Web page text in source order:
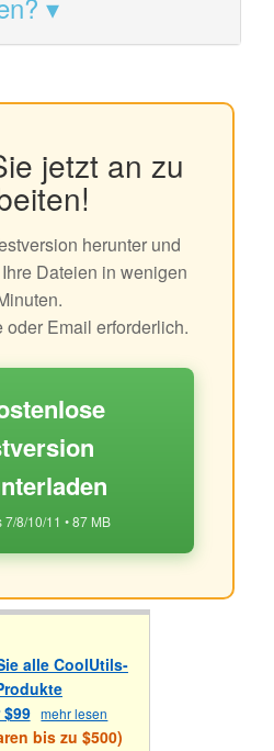
jetzt an zu
herunter und
Dateien in wenigen
oder Email erforderlich.
8/10/11 • 87 MB
alle CoolUtils-
mehr lesen
bis zu $500)